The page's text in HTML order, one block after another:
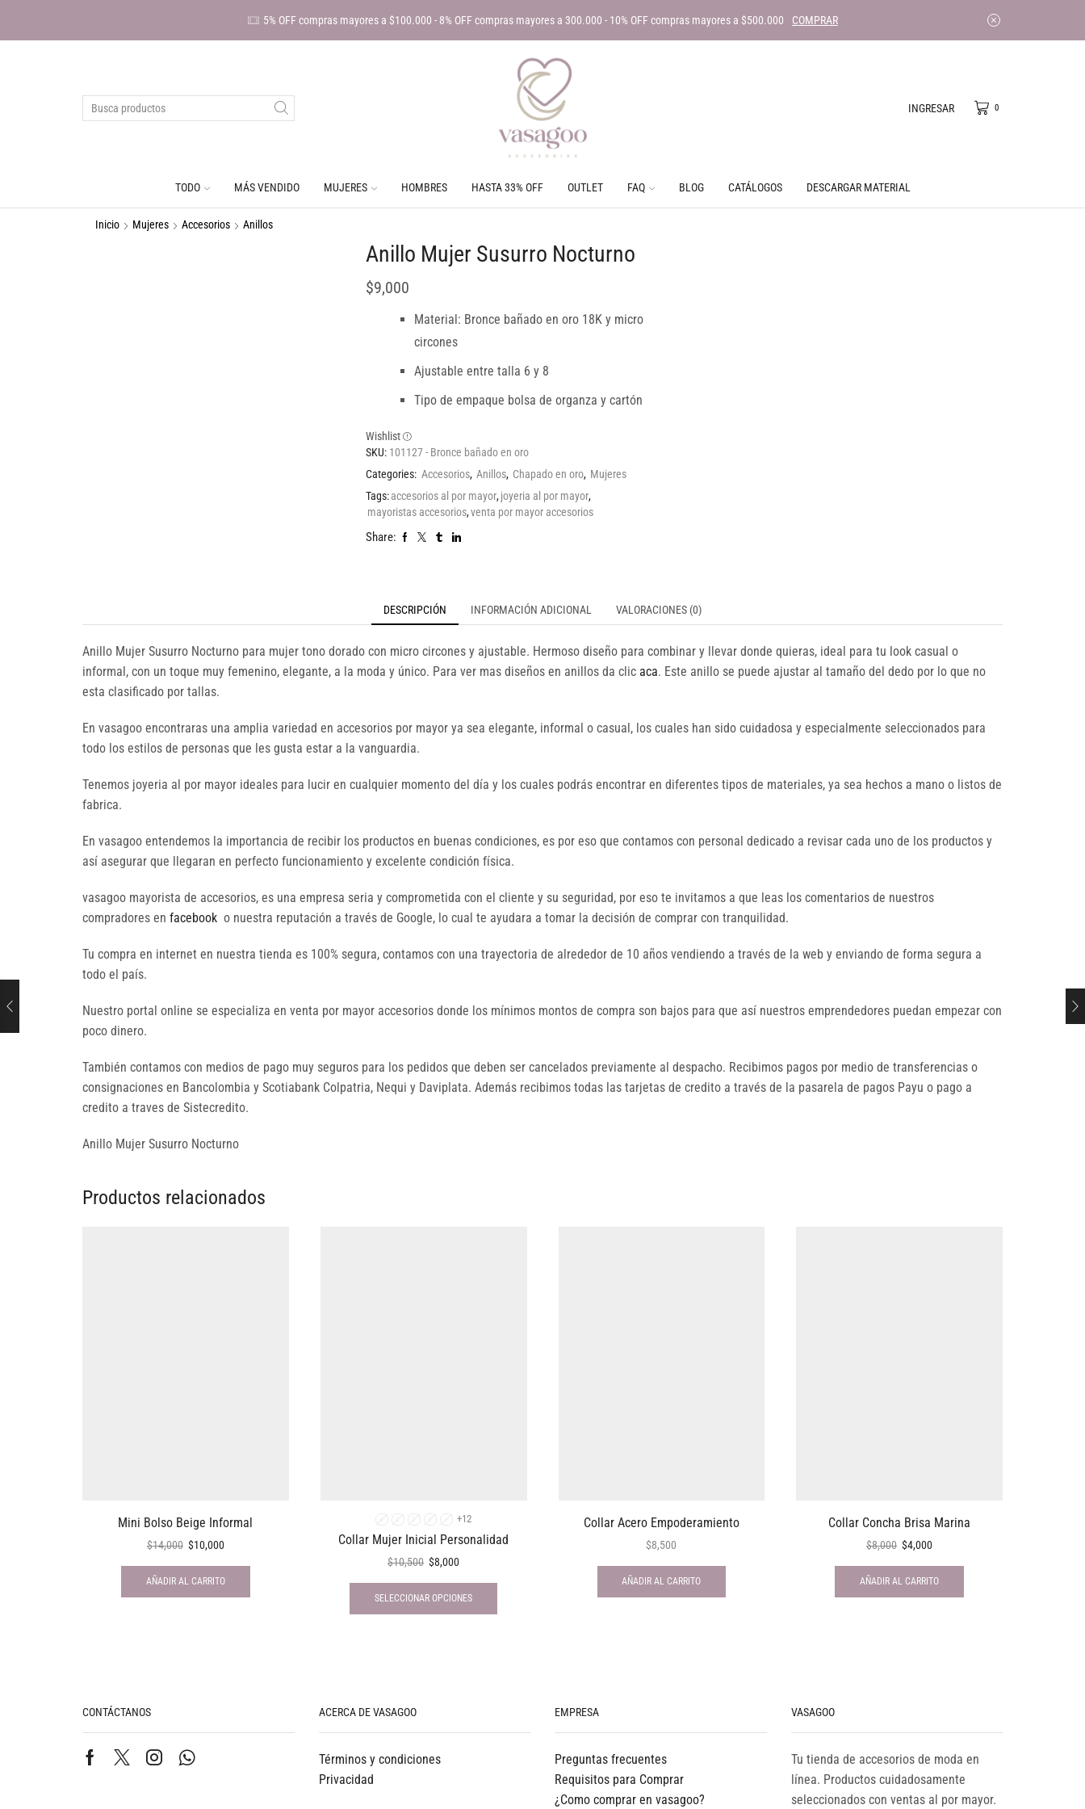
5% OFF compras mayores a $100.000 - 8% OFF compras mayores a 300.000 - 10% OFF compras mayores a $500.000 COMPRAR
INGRESAR 0
TODO MÁS VENDIDO MUJERES HOMBRES HASTA 33% OFF OUTLET FAQ BLOG CATÁLOGOS DESCARGAR MATERIAL
Inicio Mujeres Accesorios Anillos
Anillo Mujer Susurro Nocturno
$9,000
Material: Bronce bañado en oro 18K y micro
circones
Ajustable entre talla 6 y 8
Tipo de empaque bolsa de organza y cartón
Wishlist
SKU: 101127 - Bronce bañado en oro
Categories: Accesorios, Anillos, Chapado en oro, Mujeres
Tags:accesorios al por mayor,joyeria al por mayor,
mayoristas accesorios,venta por mayor accesorios
Share:
DESCRIPCIÓN INFORMACIÓN ADICIONAL VALORACIONES (0)
Anillo Mujer Susurro Nocturno para mujer tono dorado con micro circones y ajustable. Hermoso diseño para combinar y llevar donde quieras, ideal para tu look casual o
informal, con un toque muy femenino, elegante, a la moda y único. Para ver mas diseños en anillos da clic aca. Este anillo se puede ajustar al tamaño del dedo por lo que no
esta clasificado por tallas.
En vasagoo encontraras una amplia variedad en accesorios por mayor ya sea elegante, informal o casual, los cuales han sido cuidadosa y especialmente seleccionados para
todo los estilos de personas que les gusta estar a la vanguardia.
Tenemos joyeria al por mayor ideales para lucir en cualquier momento del día y los cuales podrás encontrar en diferentes tipos de materiales, ya sea hechos a mano o listos de
fabrica.
En vasagoo entendemos la importancia de recibir los productos en buenas condiciones, es por eso que contamos con personal dedicado a revisar cada uno de los productos y
así asegurar que llegaran en perfecto funcionamiento y excelente condición física.
vasagoo mayorista de accesorios, es una empresa seria y comprometida con el cliente y su seguridad, por eso te invitamos a que leas los comentarios de nuestros
compradores en facebook o nuestra reputación a través de Google, lo cual te ayudara a tomar la decisión de comprar con tranquilidad.
Tu compra en internet en nuestra tienda es 100% segura, contamos con una trayectoria de alrededor de 10 años vendiendo a través de la web y enviando de forma segura a
todo el país.
Nuestro portal online se especializa en venta por mayor accesorios donde los mínimos montos de compra son bajos para que así nuestros emprendedores puedan empezar con
poco dinero.
También contamos con medios de pago muy seguros para los pedidos que deben ser cancelados previamente al despacho. Recibimos pagos por medio de transferencias o
consignaciones en Bancolombia y Scotiabank Colpatria, Nequi y Daviplata. Además recibimos todas las tarjetas de credito a través de la pasarela de pagos Payu o pago a
credito a traves de Sistecredito.
Anillo Mujer Susurro Nocturno
Productos relacionados
Mini Bolso Beige Informal
$14,000 $10,000
AÑADIR AL CARRITO
A D +12
Collar Mujer Inicial Personalidad
$10,500 $8,000
SELECCIONAR OPCIONES
Collar Acero Empoderamiento
$8,500
AÑADIR AL CARRITO
Collar Concha Brisa Marina
$8,000 $4,000
AÑADIR AL CARRITO
CONTÁCTANOS ACERCA DE VASAGOO
Términos y condiciones
Privacidad
EMPRESA
Preguntas frecuentes
Requisitos para Comprar
¿Como comprar en vasagoo?
VASAGOO
Tu tienda de accesorios de moda en
línea. Productos cuidadosamente
seleccionados con ventas al por mayor.